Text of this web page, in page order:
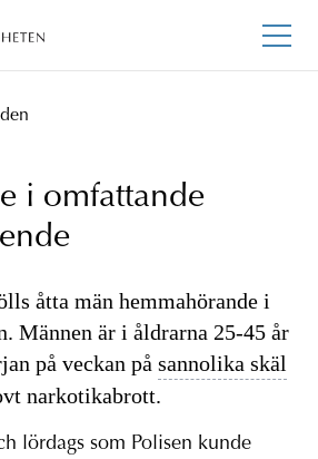
i omfattande
åtta män hemmahörande i
Männen är i åldrarna 25-45 år
på veckan på sannolika skäl
narkotikabrott.
lördags som Polisen kunde